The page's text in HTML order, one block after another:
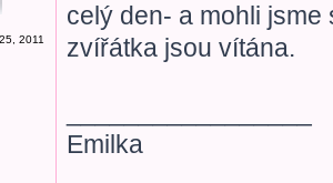
2011
celý den- a mohli
zvířátka jsou vítána.
Emilka